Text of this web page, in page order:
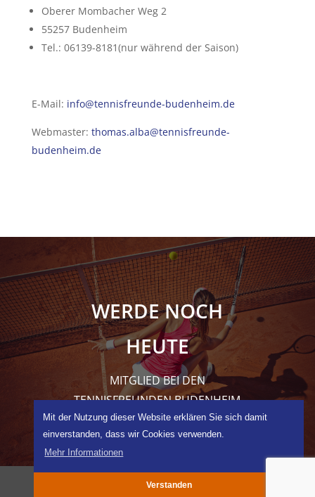
Mit der Nutzung dieser Website erklären Sie sich damit
einverstanden, dass wir Cookies verwenden.
Mehr Informationen
Verstanden
Oberer Mombacher Weg 2
55257 Budenheim
Tel.: 06139-8181(nur während der Saison)
E-Mail: info@tennisfreunde-budenheim.de
Webmaster: thomas.alba@tennisfreunde-
budenheim.de
WERDE NOCH
HEUTE
MITGLIED BEI DEN
TENNISFREUNDEN BUDENHEIM
Datenschutz|Anfahrt